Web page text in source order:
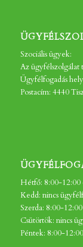
Szociális ügyek:
Az ügyfélszolgálat
Ügyfélfogadás
Postacím: 4440
Hétfő: 8:00-12:00
Kedd: nincs
Szerda: 8:00-
Csütörtök: nincs
Péntek: 8:00-